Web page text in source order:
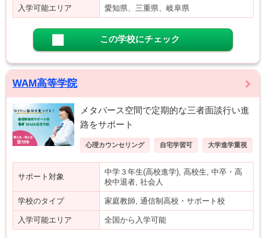
入学可能エリア 愛知県、三重県、岐阜県
この学校にチェック
WAM高等学院
メタバース空間で定期的な三者面談行い進
路をサポート
心理カウンセリング 自宅学習可 大学進学重視
サポート対象
中学３年生(高校進学), 高校生, 中卒・高
校中退者, 社会人
学校のタイプ 家庭教師, 通信制高校・サポート校
入学可能エリア 全国から入学可能